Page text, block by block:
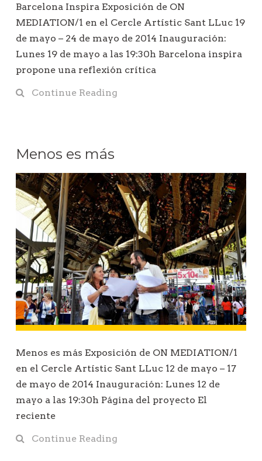
Barcelona Inspira Exposición de ON
MEDIATION/1 en el Cercle Artístic Sant LLuc 19
de mayo – 24 de mayo de 2014 Inauguración:
Lunes 19 de mayo a las 19:30h Barcelona inspira
propone una reflexión crítica
Continue Reading
Menos es más
Menos es más Exposición de ON MEDIATION/1
en el Cercle Artístic Sant LLuc 12 de mayo – 17
de mayo de 2014 Inauguración: Lunes 12 de
mayo a las 19:30h Página del proyecto El
reciente
Continue Reading